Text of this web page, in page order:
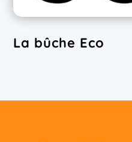
La bûche Eco